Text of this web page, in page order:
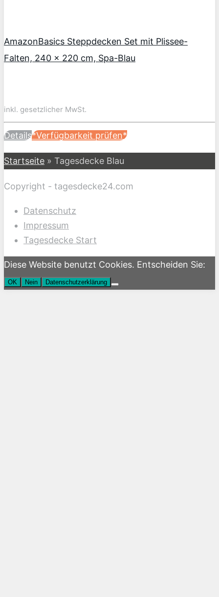
AmazonBasics Steppdecken Set mit Plissee-
Falten, 240 x 220 cm, Spa-Blau
inkl. gesetzlicher MwSt.
Details*Verfügbarkeit prüfen*
Startseite » Tagesdecke Blau
Copyright - tagesdecke24.com
Datenschutz
Impressum
Tagesdecke Start
Diese Website benutzt Cookies. Entscheiden Sie:
OK Nein Datenschutzerklärung